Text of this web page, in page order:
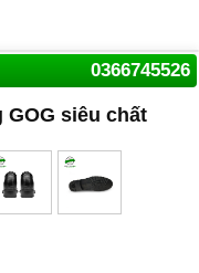
0366745526
GOG siêu chất